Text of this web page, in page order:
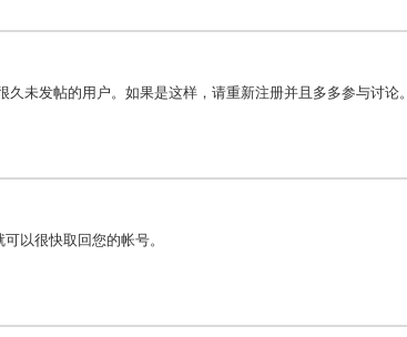
未发帖的用户。如果是这样，请重新注册并且多多参与讨论。
以很快取回您的帐号。